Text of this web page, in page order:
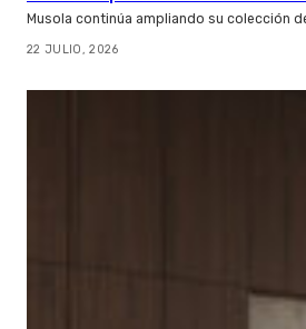
Musola continúa ampliando su colección
22 JULIO, 2026